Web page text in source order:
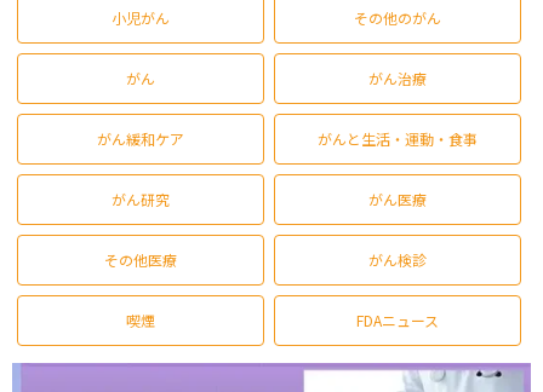
小児がん その他のがん
がん がん治療
がん緩和ケア がんと生活・運動・食事
がん研究 がん医療
その他医療 がん検診
喫煙 FDAニュース